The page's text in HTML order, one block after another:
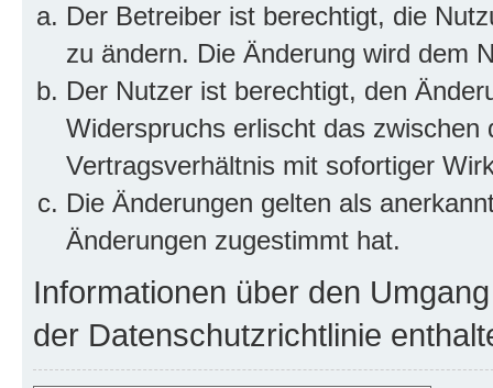
Der Betreiber ist berechtigt, die
zu ändern. Die Änderung wird dem
Der Nutzer ist berechtigt, den
Widerspruchs erlischt das
Vertragsverhältnis mit sofortiger
Die Änderungen gelten als
Änderungen zugestimmt hat.
Informationen über den
der Datenschutzrichtlinie